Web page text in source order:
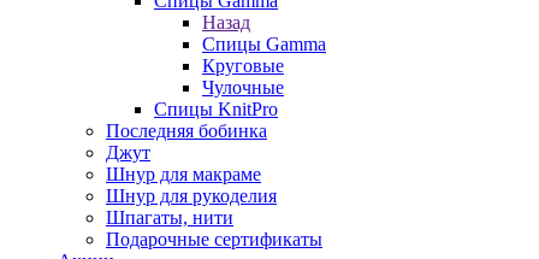
Назад
Спицы Gamma
Круговые
Чулочные
Спицы KnitPro
Последняя бобинка
Джут
Шнур для макраме
Шнур для рукоделия
Шпагаты, нити
Подарочные сертификаты